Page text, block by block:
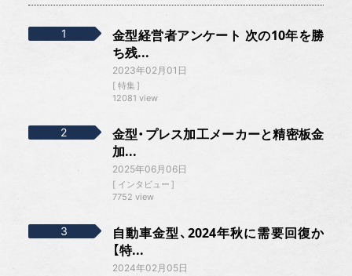
金型経営者アンケート 次の10年を勝
ち残...
2023年02月01日
特集
12081 view
金型・プレス加工メーカーと精密板金
加...
2025年06月06日
インタビュー
7752 view
自動車金型、2024年秋に需要回復か
【特...
2024年02月05日